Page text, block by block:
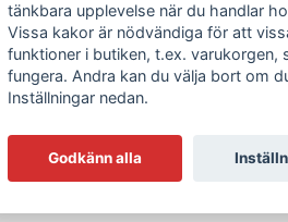
tänkbara upplevelse när du handlar
Vissa kakor är nödvändiga för att
funktioner i butiken, t.ex. varukorgen,
fungera. Andra kan du välja bort om
Inställningar nedan.
Godkänn alla